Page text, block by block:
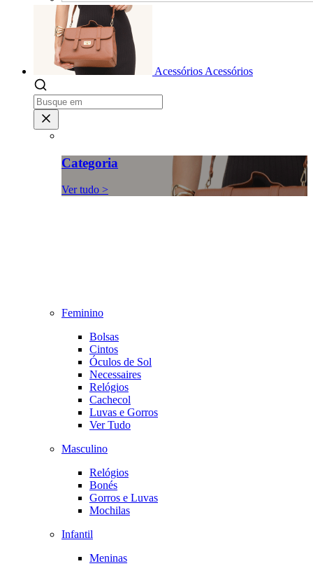
Acessórios Acessórios
Categoria
Ver tudo >
Feminino
Bolsas
Cintos
Óculos de Sol
Necessaires
Relógios
Cachecol
Luvas e Gorros
Ver Tudo
Masculino
Relógios
Bonés
Gorros e Luvas
Mochilas
Infantil
Meninas